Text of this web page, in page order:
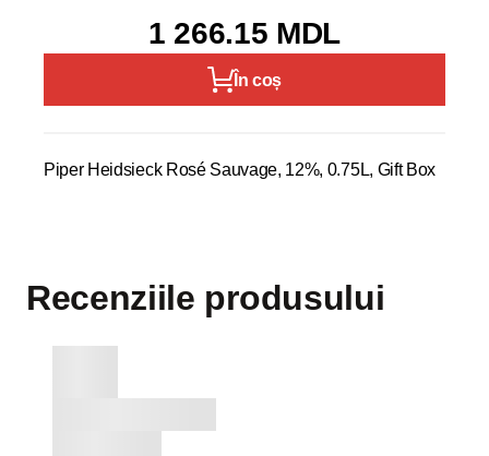
1 266.15 MDL
În coș
Piper Heidsieck Rosé Sauvage, 12%, 0.75L, Gift Box
Recenziile produsului